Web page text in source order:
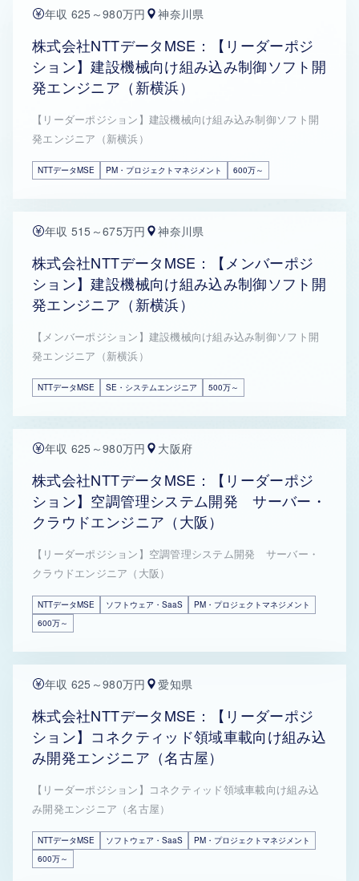
年収 625～980万円 神奈川県
株式会社NTTデータMSE：【リーダーポジ
ション】建設機械向け組み込み制御ソフト開
発エンジニア（新横浜）
【リーダーポジション】建設機械向け組み込み制御ソフト開
発エンジニア（新横浜）
NTTデータMSE PM・プロジェクトマネジメント 600万～
年収 515～675万円 神奈川県
株式会社NTTデータMSE：【メンバーポジ
ション】建設機械向け組み込み制御ソフト開
発エンジニア（新横浜）
【メンバーポジション】建設機械向け組み込み制御ソフト開
発エンジニア（新横浜）
NTTデータMSE SE・システムエンジニア 500万～
年収 625～980万円 大阪府
株式会社NTTデータMSE：【リーダーポジ
ション】空調管理システム開発 サーバー・
クラウドエンジニア（大阪）
【リーダーポジション】空調管理システム開発 サーバー・
クラウドエンジニア（大阪）
NTTデータMSE ソフトウェア・SaaS
PM・プロジェクトマネジメント
600万～
年収 625～980万円 愛知県
株式会社NTTデータMSE：【リーダーポジ
ション】コネクティッド領域車載向け組み込
み開発エンジニア（名古屋）
【リーダーポジション】コネクティッド領域車載向け組み込
み開発エンジニア（名古屋）
NTTデータMSE ソフトウェア・SaaS
PM・プロジェクトマネジメント
600万～